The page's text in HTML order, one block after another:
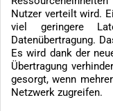
Nutzer verteilt wird.
viel geringere
Datenübertragung.
Es wird dank der
Übertragung
gesorgt, wenn
Netzwerk zugreifen.